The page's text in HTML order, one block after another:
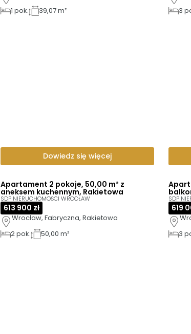
1 pok. 39,07 m²
Dowiedz się więcej
3
Apartament 2 pokoje, 50,00 m² z
aneksem kuchennym, Rakietowa
SDP NIERUCHOMOŚCI WROCŁAW
613 900 zł
Wrocław, Fabryczna, Rakietowa
2pok. 50,00 m²
SDP
619
3